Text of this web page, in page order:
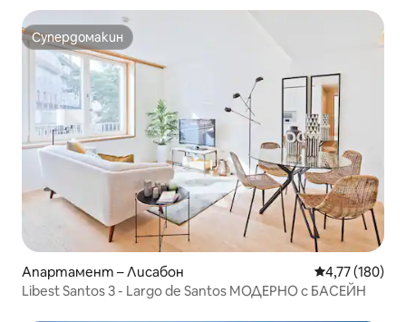
Супердомакин
Супердомакин
Апартамент – Лисабон Средна
4,77 (180)
Libest Santos 3 - Largo de Santos МОДЕРНО с БАСЕЙН